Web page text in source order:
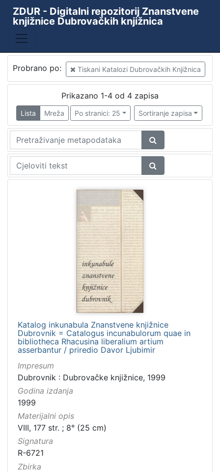
ZDUR - Digitalni repozitorij Znanstvene
knjižnice Dubrovačkih knjižnica
Probrano po: Tiskani Katalozi Dubrovačkih Knjižnica
Prikazano 1-4 od 4 zapisa
Lista Mreža Po stranici: 25 Sortiranje zapisa
Katalog inkunabula Znanstvene knjižnice
Dubrovnik = Catalogus incunabulorum quae in
bibliotheca Rhacusina liberalium artium
asserbantur / priredio Davor Ljubimir
Impresum
Dubrovnik : Dubrovačke knjižnice, 1999
Godina izdanja
1999
Materijalni opis
VIII, 177 str. ; 8° (25 cm)
Signatura
R-6721
Zbirka